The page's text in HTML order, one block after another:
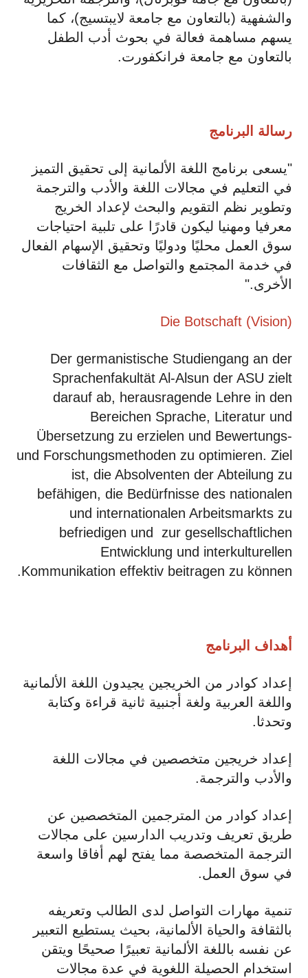
والشفهية (بالتعاون مع جامعة لايبتسيج)، كما
يسهم مساهمة فعالة في بحوث أدب الطفل
بالتعاون مع جامعة فرانكفورت.
رسالة البرنامج
"يسعى برنامج اللغة الألمانية إلى تحقيق التميز
في التعليم في مجالات اللغة والأدب والترجمة
وتطوير نظم التقويم والبحث لإعداد الخريج
معرفيا ومهنيا ليكون قادرًا على تلبية احتياجات
سوق العمل محليًا ودوليًا وتحقيق الإسهام الفعال
في خدمة المجتمع والتواصل مع الثقافات
الأخرى."
Die Botschaft (Vision)
Der germanistische Studiengang an der
Sprachenfakultät Al-Alsun der ASU zielt
darauf ab, herausragende Lehre in den
Bereichen Sprache, Literatur und
Übersetzung zu erzielen und Bewertungs-
und Forschungsmethoden zu optimieren. Ziel
ist, die Absolventen der Abteilung zu
befähigen, die Bedürfnisse des nationalen
und internationalen Arbeitsmarkts zu
befriedigen und zur gesellschaftlichen
Entwicklung und interkulturellen
Kommunikation effektiv beitragen zu können.
أهداف البرنامج
إعداد كوادر من الخريجين يجيدون اللغة الألمانية
واللغة العربية ولغة أجنبية ثانية قراءة وكتابة
وتحدثا.
إعداد خريجين متخصصين في مجالات اللغة
والأدب والترجمة.
إعداد كوادر من المترجمين المتخصصين عن
طريق تعريف وتدريب الدارسين على مجالات
الترجمة المتخصصة مما يفتح لهم أفاقا واسعة
في سوق العمل.
تنمية مهارات التواصل لدى الطالب وتعريفه
بالثقافة والحياة الألمانية، بحيث يستطيع التعبير
عن نفسه باللغة الألمانية تعبيرًا صحيحًا ويتقن
استخدام الحصيلة اللغوية في عدة مجالات